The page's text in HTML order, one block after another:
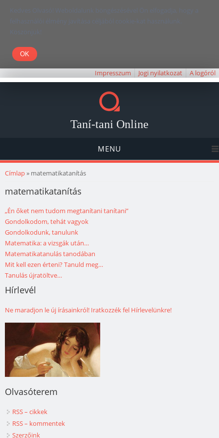
Kedves Olvasó! Weboldalunk böngészésével Ön elfogadja, hogy a
felhasználói élmény javítása céljából cookie-kat használunk.
Köszönjük!
Impresszum Jogi nyilatkozat A logóról
Taní-tani Online
MENU
Jelenlegi hely
Címlap» matematikatanítás
matematikatanítás
„Én őket nem tudom megtanítani tanítani”
Gondolkodom, tehát vagyok
Gondolkodunk, tanulunk
Matematika: a vizsgák után…
Matematikatanulás tanodában
Mit kell ezen érteni? Tanuld meg…
Tanulás újratöltve…
Hírlevél
Ne maradjon le új írásainkról! Iratkozzék fel Hírlevelünkre!
Olvasóterem
RSS – cikkek
RSS – kommentek
Szerzőink